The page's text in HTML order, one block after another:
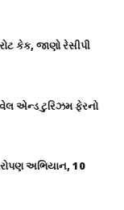
કેક, જાણો રેસીપી
એન્ડ ટુરિઝમ ફેરનો
અભિયાન, 10